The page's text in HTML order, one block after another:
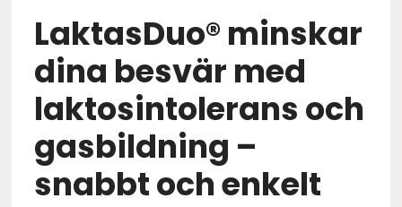
LaktasDuo® minskar
dina besvär med
laktosintolerans och
gasbildning –
snabbt och enkelt